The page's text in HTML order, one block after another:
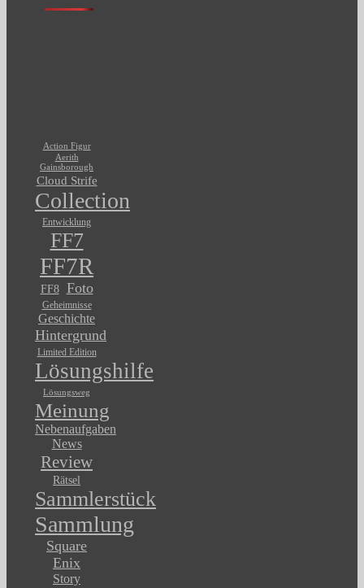
Action Figur
Aerith
Gainsborough
Cloud Strife
Collection
Entwicklung
FF7
FF7R
FF8 Foto
Geheimnisse
Geschichte
Hintergrund
Limited Edition
Lösungshilfe
Lösungsweg
Meinung
Nebenaufgaben
News
Review
Rätsel
Sammlerstück
Sammlung
Square
Enix
Story